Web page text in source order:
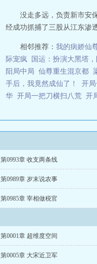
没走多远，负责新市安
经成功抓捕了三股从江东渗
相邻推荐： 我的病娇仙
际宠疯
国运：扮演大黑塔
阳局中局 仙尊重生混京都
手后，我竟然成仙了！
开
华 开局一把刀横扫八荒 开
第0993章 收支两条线
第0989章 岁末说农事
第0985章 宰相做税官
第0001章 超维度空间
第0005章 大宋近卫军